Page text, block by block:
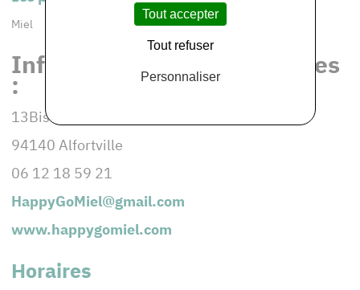
Miel
Informations et coordonnées
:
13Bis Avenue du Général Leclerc
94140 Alfortville
06 12 18 59 21
HappyGoMiel@gmail.com
www.happygomiel.com
Horaires
Tout accepter
Tout refuser
Personnaliser